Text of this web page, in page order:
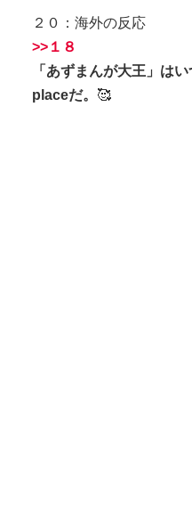
２０：海外の反応
>>１８
「あずまんが大王」は
placeだ。 🥰